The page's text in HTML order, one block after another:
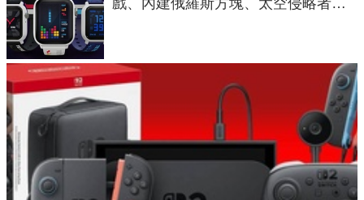
戲、內建俄羅斯方塊、太空侵略者，